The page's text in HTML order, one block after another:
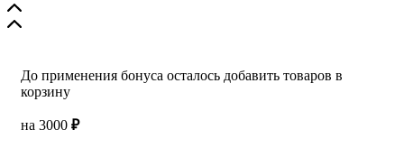
До применения бонуса осталось добавить товаров в
корзину
на 3000 ₽